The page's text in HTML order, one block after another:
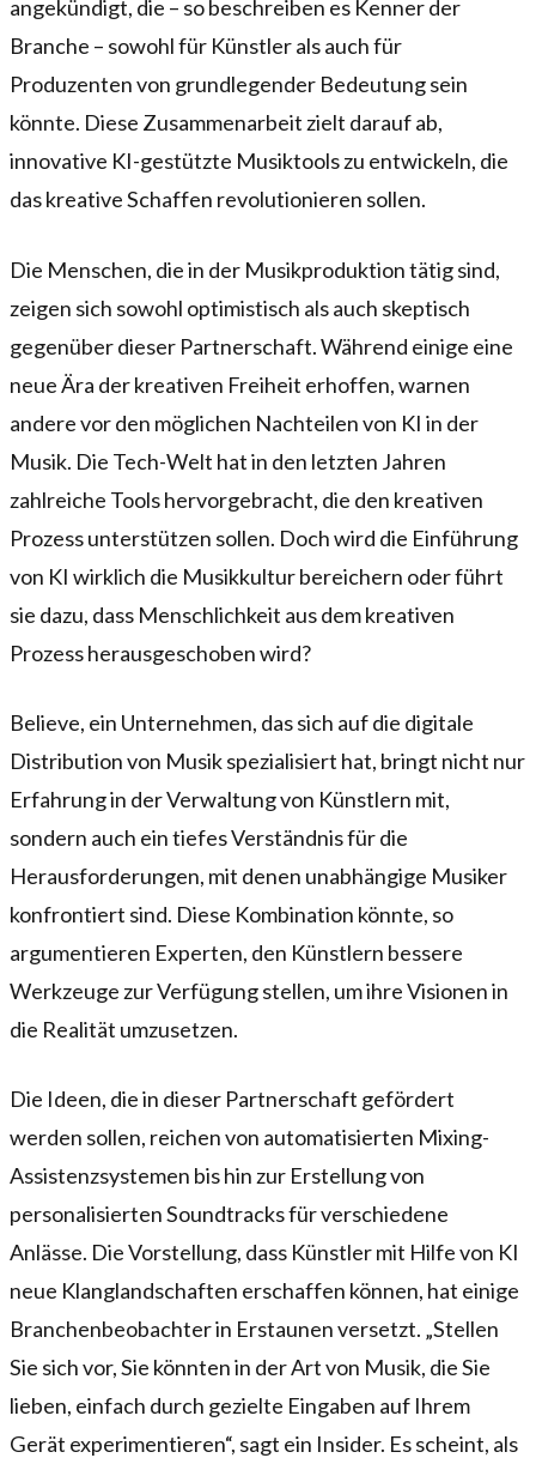
angekündigt, die – so beschreiben es Kenner der
Branche – sowohl für Künstler als auch für
Produzenten von grundlegender Bedeutung sein
könnte. Diese Zusammenarbeit zielt darauf ab,
innovative KI-gestützte Musiktools zu entwickeln, die
das kreative Schaffen revolutionieren sollen.
Die Menschen, die in der Musikproduktion tätig sind,
zeigen sich sowohl optimistisch als auch skeptisch
gegenüber dieser Partnerschaft. Während einige eine
neue Ära der kreativen Freiheit erhoffen, warnen
andere vor den möglichen Nachteilen von KI in der
Musik. Die Tech-Welt hat in den letzten Jahren
zahlreiche Tools hervorgebracht, die den kreativen
Prozess unterstützen sollen. Doch wird die Einführung
von KI wirklich die Musikkultur bereichern oder führt
sie dazu, dass Menschlichkeit aus dem kreativen
Prozess herausgeschoben wird?
Believe, ein Unternehmen, das sich auf die digitale
Distribution von Musik spezialisiert hat, bringt nicht nur
Erfahrung in der Verwaltung von Künstlern mit,
sondern auch ein tiefes Verständnis für die
Herausforderungen, mit denen unabhängige Musiker
konfrontiert sind. Diese Kombination könnte, so
argumentieren Experten, den Künstlern bessere
Werkzeuge zur Verfügung stellen, um ihre Visionen in
die Realität umzusetzen.
Die Ideen, die in dieser Partnerschaft gefördert
werden sollen, reichen von automatisierten Mixing-
Assistenzsystemen bis hin zur Erstellung von
personalisierten Soundtracks für verschiedene
Anlässe. Die Vorstellung, dass Künstler mit Hilfe von KI
neue Klanglandschaften erschaffen können, hat einige
Branchenbeobachter in Erstaunen versetzt. „Stellen
Sie sich vor, Sie könnten in der Art von Musik, die Sie
lieben, einfach durch gezielte Eingaben auf Ihrem
Gerät experimentieren“, sagt ein Insider. Es scheint, als